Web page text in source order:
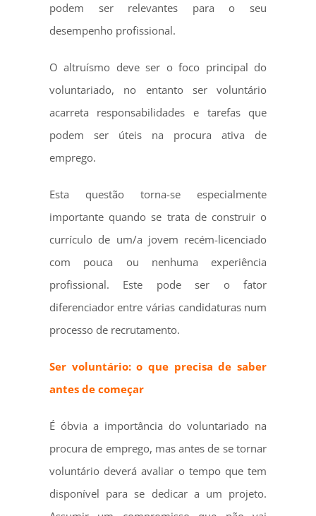
podem ser relevantes para o seu
desempenho profissional.
O altruísmo deve ser o foco principal do
voluntariado, no entanto ser voluntário
acarreta responsabilidades e tarefas que
podem ser úteis na procura ativa de
emprego.
Esta questão torna-se especialmente
importante quando se trata de construir o
currículo de um/a jovem recém-licenciado
com pouca ou nenhuma experiência
profissional. Este pode ser o fator
diferenciador entre várias candidaturas num
processo de recrutamento.
Ser voluntário: o que precisa de saber
antes de começar
É óbvia a importância do voluntariado na
procura de emprego, mas antes de se tornar
voluntário deverá avaliar o tempo que tem
disponível para se dedicar a um projeto.